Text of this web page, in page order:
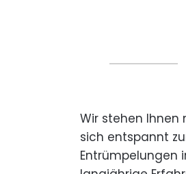
Wir stehen Ihnen
sich entspannt
Entrümpelungen